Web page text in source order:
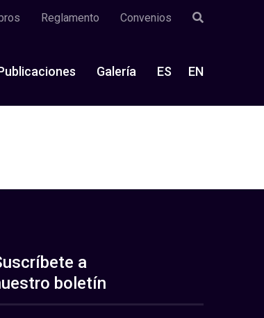
Reglamento Convenios
Galería ES EN
a
boletín